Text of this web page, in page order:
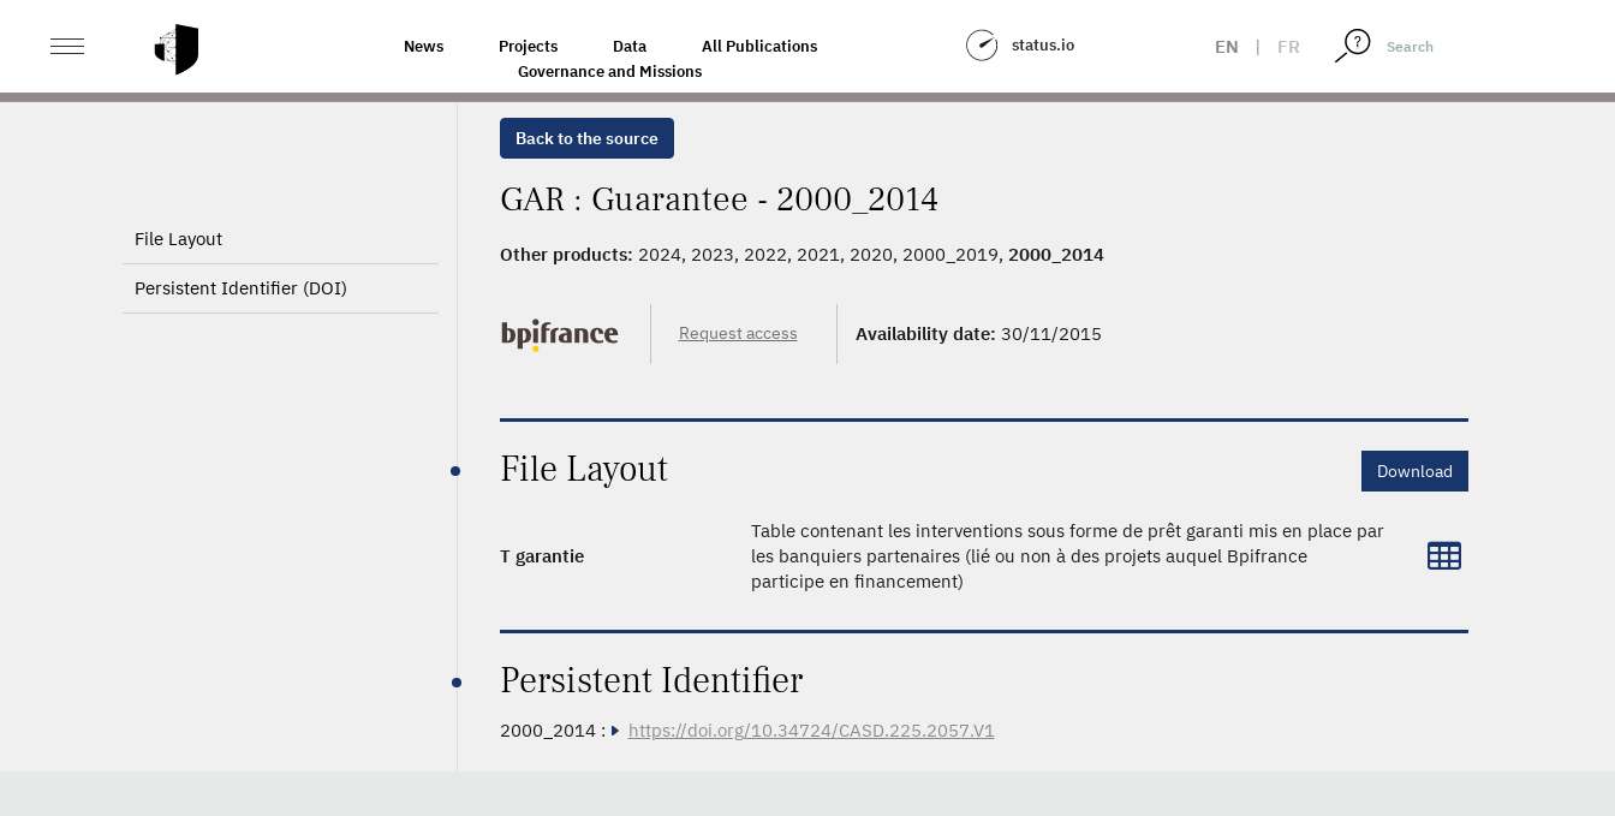
News Projects Data
All Publications
Governance and Missions
status.io EN | FR
HOME
File Layout
Persistent Identifier (DOI)
Back to the source
GAR : Guarantee - 2000_2014
Other products: 2024, 2023, 2022, 2021, 2020, 2000_2019, 2000_2014
Request access Availability date: 30/11/2015
File Layout Download
T garantie
Table contenant les interventions sous forme de prêt garanti mis en place par
les banquiers partenaires (lié ou non à des projets auquel Bpifrance
participe en financement)
Persistent Identifier
2000_2014 : https://doi.org/10.34724/CASD.225.2057.V1